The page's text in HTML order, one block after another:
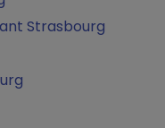
Strasbourg